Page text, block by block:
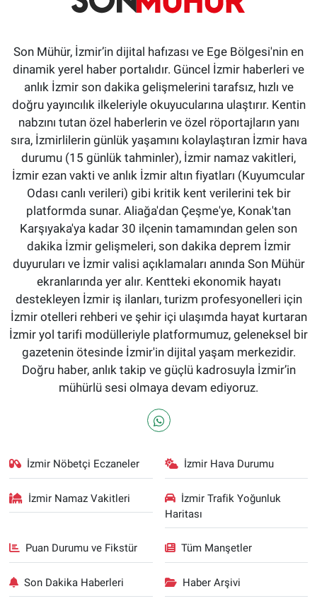
Son Mühür, İzmir’in dijital hafızası ve Ege Bölgesi'nin en
dinamik yerel haber portalıdır. Güncel İzmir haberleri ve
anlık İzmir son dakika gelişmelerini tarafsız, hızlı ve
doğru yayıncılık ilkeleriyle okuyucularına ulaştırır. Kentin
nabzını tutan özel haberlerin ve özel röportajların yanı
sıra, İzmirlilerin günlük yaşamını kolaylaştıran İzmir hava
durumu (15 günlük tahminler), İzmir namaz vakitleri,
İzmir ezan vakti ve anlık İzmir altın fiyatları (Kuyumcular
Odası canlı verileri) gibi kritik kent verilerini tek bir
platformda sunar. Aliağa'dan Çeşme'ye, Konak'tan
Karşıyaka'ya kadar 30 ilçenin tamamından gelen son
dakika İzmir gelişmeleri, son dakika deprem İzmir
duyuruları ve İzmir valisi açıklamaları anında Son Mühür
ekranlarında yer alır. Kentteki ekonomik hayatı
destekleyen İzmir iş ilanları, turizm profesyonelleri için
İzmir otelleri rehberi ve şehir içi ulaşımda hayat kurtaran
İzmir yol tarifi modülleriyle platformumuz, geleneksel bir
gazetenin ötesinde İzmir'in dijital yaşam merkezidir.
Doğru haber, anlık takip ve güçlü kadrosuyla İzmir’in
mühürlü sesi olmaya devam ediyoruz.
İzmir Nöbetçi Eczaneler İzmir Hava Durumu
İzmir Namaz Vakitleri
İzmir Trafik Yoğunluk
Haritası
Puan Durumu ve Fikstür Tüm Manşetler
Son Dakika Haberleri Haber Arşivi